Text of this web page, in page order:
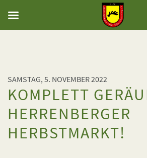
SAMSTAG, 5. NOVEMBER 2022
KOMPLETT
HERRENBERGER
HERBSTMARKT!